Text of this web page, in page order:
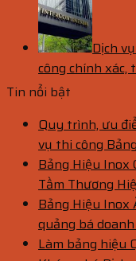
Dịch
công chính xác,
Tin nổi bật
Quy trình, ưu
vụ thi công
Bảng Hiệu Inox
Tầm Thương
Bảng Hiệu Inox
quảng bá
Làm bảng hiệu